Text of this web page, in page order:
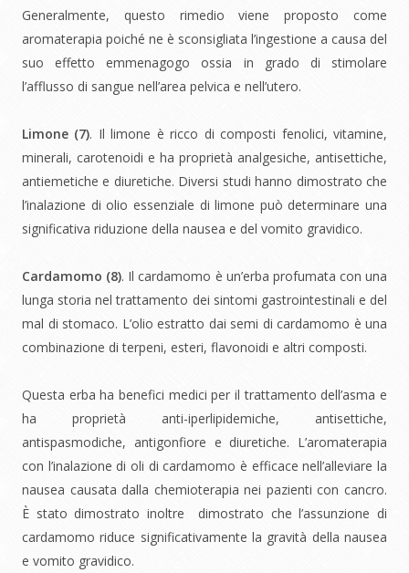
Generalmente, questo rimedio viene proposto come
aromaterapia poiché ne è sconsigliata l’ingestione a causa del
suo effetto emmenagogo ossia in grado di stimolare
l’afflusso di sangue nell’area pelvica e nell’utero.
Limone (7). Il limone è ricco di composti fenolici, vitamine,
minerali, carotenoidi e ha proprietà analgesiche, antisettiche,
antiemetiche e diuretiche. Diversi studi hanno dimostrato che
l’inalazione di olio essenziale di limone può determinare una
significativa riduzione della nausea e del vomito gravidico.
Cardamomo (8). Il cardamomo è un’erba profumata con una
lunga storia nel trattamento dei sintomi gastrointestinali e del
mal di stomaco. L’olio estratto dai semi di cardamomo è una
combinazione di terpeni, esteri, flavonoidi e altri composti.
Questa erba ha benefici medici per il trattamento dell’asma e
ha proprietà anti-iperlipidemiche, antisettiche,
antispasmodiche, antigonfiore e diuretiche. L’aromaterapia
con l’inalazione di oli di cardamomo è efficace nell’alleviare la
nausea causata dalla chemioterapia nei pazienti con cancro.
È stato dimostrato inoltre dimostrato che l’assunzione di
cardamomo riduce significativamente la gravità della nausea
e vomito gravidico.